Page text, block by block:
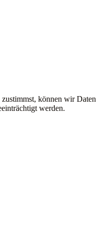
können wir Daten
werden.